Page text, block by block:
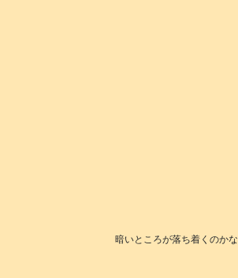
暗いところが落ち着くのかな